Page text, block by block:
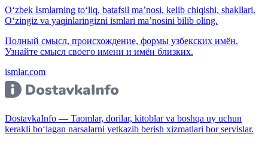
O‘zbek Ismlarning to‘liq, batafsil ma’nosi, kelib chiqishi, shakllari.
O‘zingiz va yaqinlaringizni ismlari ma’nosini bilib oling.
Полный смысл, происхождение, формы узбекских имён.
Узнайте смысл своего имени и имён близких.
ismlar.com
DostavkaInfo — Taomlar, dorilar, kitoblar va boshqa uy uchun
kerakli bo‘lagan narsalarni yetkazib berish xizmatlari bor servislar.